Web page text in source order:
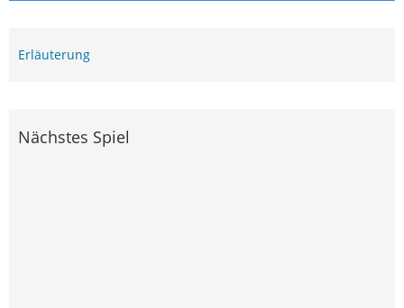
Erläuterung
Nächstes Spiel